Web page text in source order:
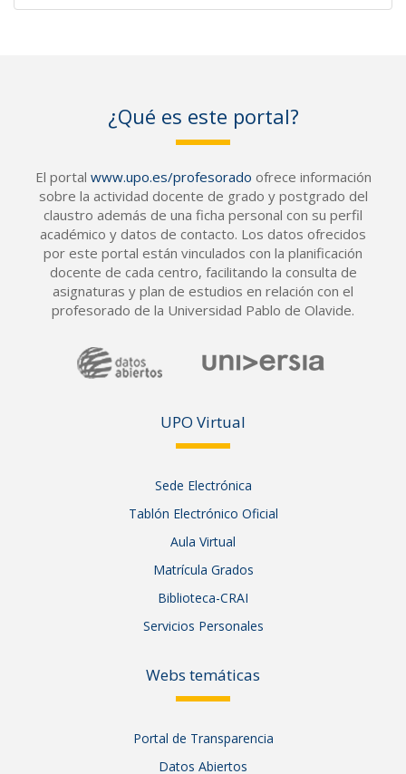
¿Qué es este portal?
El portal www.upo.es/profesorado ofrece información
sobre la actividad docente de grado y postgrado del
claustro además de una ficha personal con su perfil
académico y datos de contacto. Los datos ofrecidos
por este portal están vinculados con la planificación
docente de cada centro, facilitando la consulta de
asignaturas y plan de estudios en relación con el
profesorado de la Universidad Pablo de Olavide.
UPO Virtual
Sede Electrónica
Tablón Electrónico Oficial
Aula Virtual
Matrícula Grados
Biblioteca-CRAI
Servicios Personales
Webs temáticas
Portal de Transparencia
Datos Abiertos